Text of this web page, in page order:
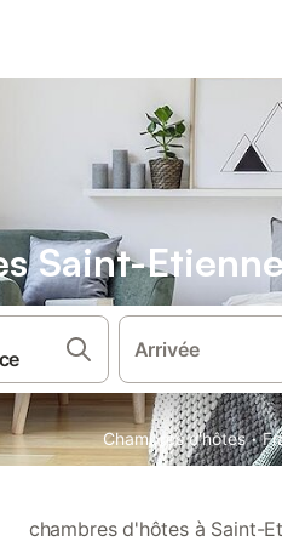
Saint-
Arrivée
Chambres d'hôtes ·
chambres d'hôtes à Saint-